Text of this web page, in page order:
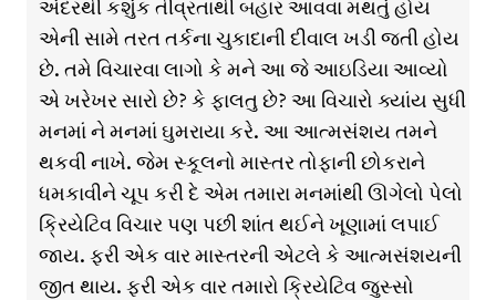
અંદરથી કશુંક તીવ્રતાથી બહાર આવવા મથતું હોય
એની સામે તરત તર્કના ચુકાદાની દીવાલ ખડી જતી હોય
છે. તમે વિચારવા લાગો કે મને આ જે આઇડિયા આવ્યો
એ ખરેખર સારો છે? કે ફાલતુ છે? આ વિચારો ક્યાંય સુધી
મનમાં ને મનમાં ઘુમરાયા કરે. આ આત્મસંશય તમને
થકવી નાખે. જેમ સ્કૂલનો માસ્તર તોફાની છોકરાને
ધમકાવીને ચૂપ કરી દે એમ તમારા મનમાંથી ઊગેલો પેલો
ક્રિયેટિવ વિચાર પણ પછી શાંત થઈને ખૂણામાં લપાઈ
જાય. ફરી એક વાર માસ્તરની એટલે કે આત્મસંશયની
જીત થાય. ફરી એક વાર તમારો ક્રિયેટિવ જુસ્સો